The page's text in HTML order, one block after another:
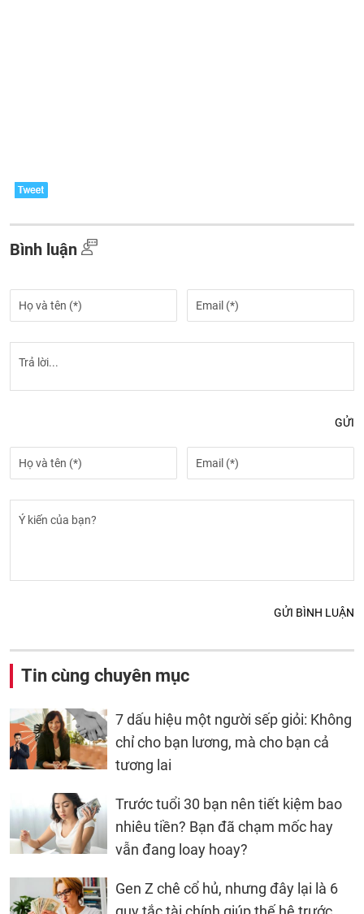
Bình luận
GỬI
GỬI BÌNH LUẬN
Tin cùng chuyên mục
7 dấu hiệu một người sếp giỏi: Không
chỉ cho bạn lương, mà cho bạn cả
tương lai
Trước tuổi 30 bạn nên tiết kiệm bao
nhiêu tiền? Bạn đã chạm mốc hay
vẫn đang loay hoay?
Gen Z chê cổ hủ, nhưng đây lại là 6